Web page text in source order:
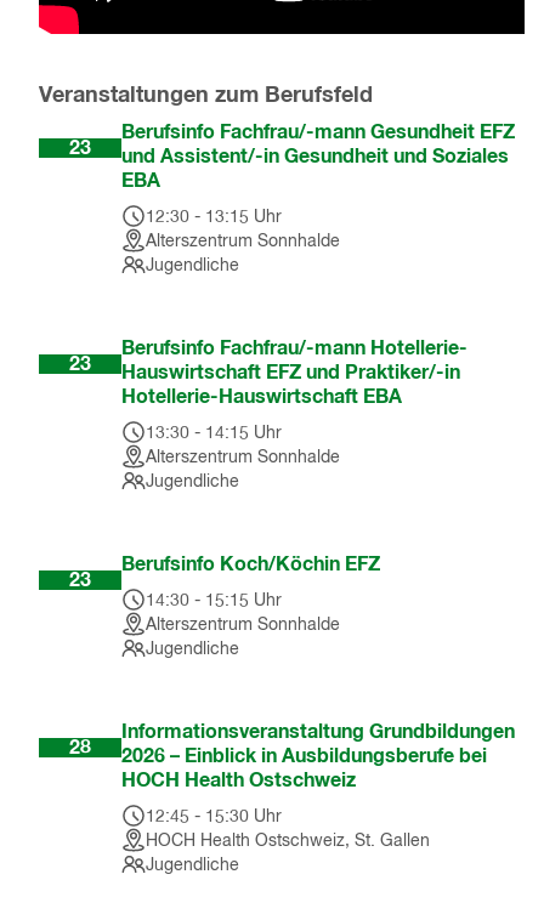
Veranstaltungen zum Berufsfeld
23
Berufsinfo Fachfrau/-mann Gesundheit EFZ
und Assistent/-in Gesundheit und Soziales
EBA
12:30 - 13:15 Uhr
Alterszentrum Sonnhalde
Jugendliche
23
Berufsinfo Fachfrau/-mann Hotellerie-
Hauswirtschaft EFZ und Praktiker/-in
Hotellerie-Hauswirtschaft EBA
13:30 - 14:15 Uhr
Alterszentrum Sonnhalde
Jugendliche
23
Berufsinfo Koch/Köchin EFZ
14:30 - 15:15 Uhr
Alterszentrum Sonnhalde
Jugendliche
28
Informationsveranstaltung Grundbildungen
2026 – Einblick in Ausbildungsberufe bei
HOCH Health Ostschweiz
12:45 - 15:30 Uhr
HOCH Health Ostschweiz, St. Gallen
Jugendliche